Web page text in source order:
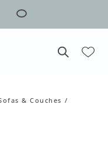
& Couches